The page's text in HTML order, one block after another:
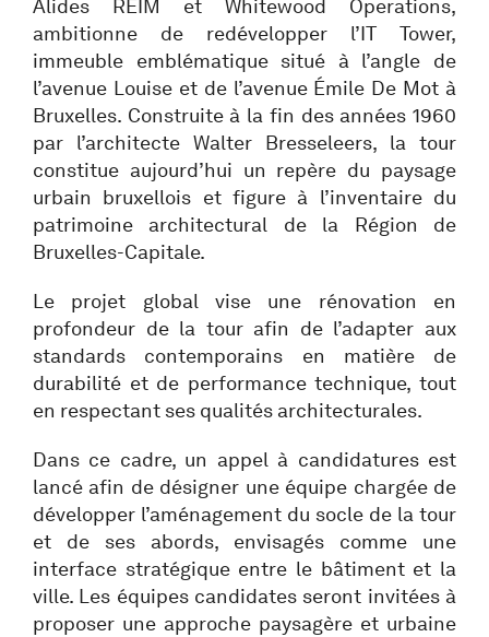
Alides REIM et Whitewood Operations,
ambitionne de redévelopper l’IT Tower,
immeuble emblématique situé à l’angle de
l’avenue Louise et de l’avenue Émile De Mot à
Bruxelles. Construite à la fin des années 1960
par l’architecte Walter Bresseleers, la tour
constitue aujourd’hui un repère du paysage
urbain bruxellois et figure à l’inventaire du
patrimoine architectural de la Région de
Bruxelles-Capitale.
Le projet global vise une rénovation en
profondeur de la tour afin de l’adapter aux
standards contemporains en matière de
durabilité et de performance technique, tout
en respectant ses qualités architecturales.
Dans ce cadre, un appel à candidatures est
lancé afin de désigner une équipe chargée de
développer l’aménagement du socle de la tour
et de ses abords, envisagés comme une
interface stratégique entre le bâtiment et la
ville. Les équipes candidates seront invitées à
proposer une approche paysagère et urbaine